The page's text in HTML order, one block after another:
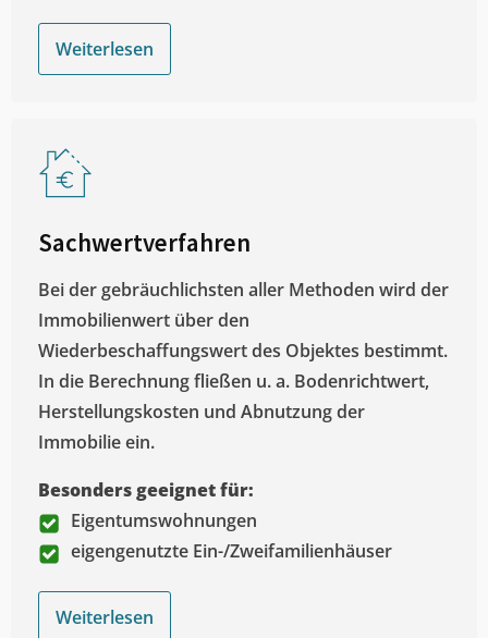
Weiterlesen
Sachwertverfahren
Bei der gebräuchlichsten aller Methoden wird der
Immobilienwert über den
Wiederbeschaffungswert des Objektes bestimmt.
In die Berechnung fließen u. a. Bodenrichtwert,
Herstellungskosten und Abnutzung der
Immobilie ein.
Besonders geeignet für:
Eigentumswohnungen
eigengenutzte Ein-/Zweifamilienhäuser
Weiterlesen